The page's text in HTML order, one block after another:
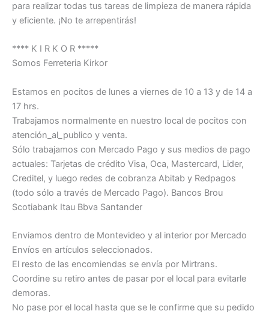
para realizar todas tus tareas de limpieza de manera rápida
y eficiente. ¡No te arrepentirás!
**** K I R K O R *****
Somos Ferreteria Kirkor
Estamos en pocitos de lunes a viernes de 10 a 13 y de 14 a
17 hrs.
Trabajamos normalmente en nuestro local de pocitos con
atención_al_publico y venta.
Sólo trabajamos con Mercado Pago y sus medios de pago
actuales: Tarjetas de crédito Visa, Oca, Mastercard, Lider,
Creditel, y luego redes de cobranza Abitab y Redpagos
(todo sólo a través de Mercado Pago). Bancos Brou
Scotiabank Itau Bbva Santander
Enviamos dentro de Montevideo y al interior por Mercado
Envíos en artículos seleccionados.
El resto de las encomiendas se envía por Mirtrans.
Coordine su retiro antes de pasar por el local para evitarle
demoras.
No pase por el local hasta que se le confirme que su pedido